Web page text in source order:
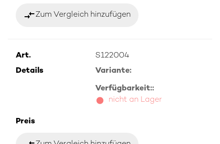
compare_arrowsZum Vergleich hinzufügen
Art.
S122004
Details
Variante:
Verfügbarkeit::
nicht an Lager
Preis